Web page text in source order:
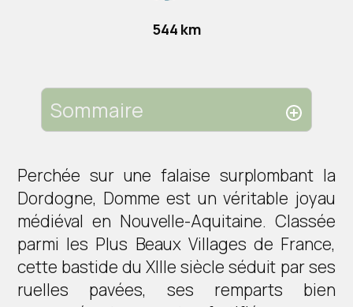
544 km
Sommaire
Perchée sur une falaise surplombant la
Dordogne, Domme est un véritable joyau
médiéval en Nouvelle-Aquitaine. Classée
parmi les Plus Beaux Villages de France,
cette bastide du XIIIe siècle séduit par ses
ruelles pavées, ses remparts bien